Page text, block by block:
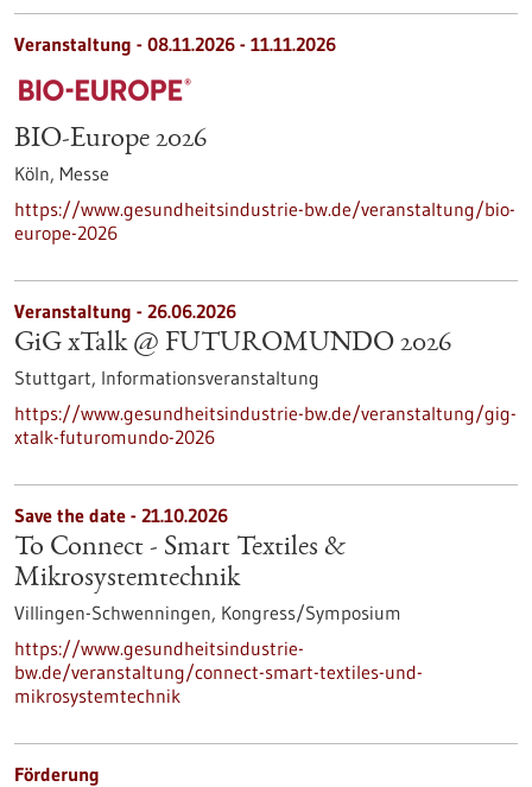
Veranstaltung - 08.11.2026 - 11.11.2026
BIO-Europe 2026
Köln, Messe
https://www.gesundheitsindustrie-bw.de/veranstaltung/bio-
europe-2026
Veranstaltung - 26.06.2026
GiG xTalk @ FUTUROMUNDO 2026
Stuttgart, Informationsveranstaltung
https://www.gesundheitsindustrie-bw.de/veranstaltung/gig-
xtalk-futuromundo-2026
Save the date - 21.10.2026
To Connect - Smart Textiles &
Mikrosystemtechnik
Villingen-Schwenningen, Kongress/Symposium
https://www.gesundheitsindustrie-
bw.de/veranstaltung/connect-smart-textiles-und-
mikrosystemtechnik
Förderung